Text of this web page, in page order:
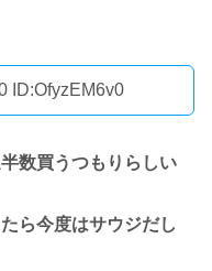
ID:OfyzEM6v0
数買うつもりらしい
ら今度はサウジだし